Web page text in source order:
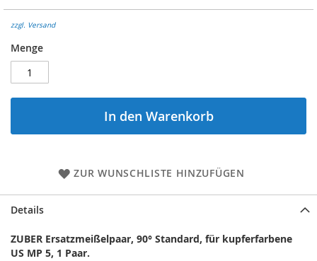
zzgl. Versand
Menge
In den Warenkorb
ZUR WUNSCHLISTE HINZUFÜGEN
Details
ZUBER Ersatzmeißelpaar, 90° Standard, für kupferfarbene
US MP 5, 1 Paar.